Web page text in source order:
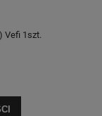
Vefi 1szt.